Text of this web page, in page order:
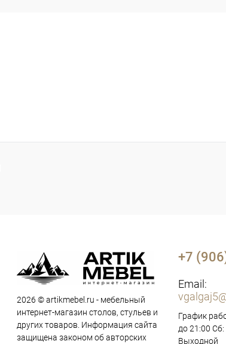
2026 © artikmebel.ru - мебельный
интернет-магазин столов, стульев и
других товаров. Информация сайта
защищена законом об авторских
+7
Email:
График
до 21:00 Сб:
Выходной